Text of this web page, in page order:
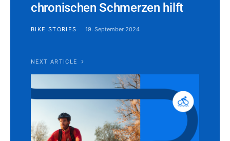
chronischen Schmerzen hilft
BIKE STORIES 19. September 2024
NEXT ARTICLE